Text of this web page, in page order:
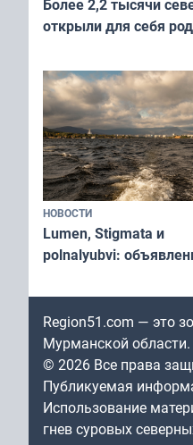
Более 2,2 тысячи
открыли для себя
«Туризм для своих»
НОВОСТИ
Lumen, Stigmata и
polnalyubvi:
«Имандра» в 2026
Region51.com — это
Мурманской области.
© 2026 Все права
Публикуемая
Использование
гнев суровых